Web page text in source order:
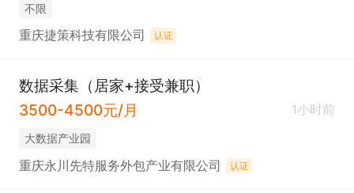
不限
重庆捷策科技有限公司 认证
数据采集（居家+接受兼职）
3500-4500元/月
1小时前
大数据产业园
重庆永川先特服务外包产业有限公司 认证